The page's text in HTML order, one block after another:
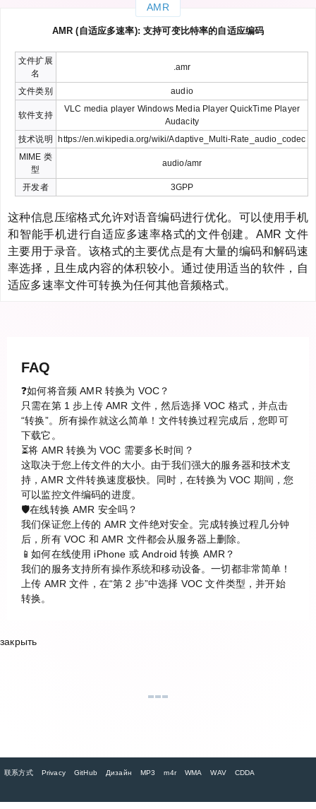
AMR
AMR (自适应多速率): 支持可变比特率的自适应编码
文件扩展
名
.amr
文件类别 audio
软件支持
VLC media player Windows Media Player QuickTime Player
Audacity
技术说明 https://en.wikipedia.org/wiki/Adaptive_Multi-Rate_audio_codec
MIME 类
型
audio/amr
开发者 3GPP
这种信息压缩格式允许对语音编码进行优化。可以使用手机
和智能手机进行自适应多速率格式的文件创建。AMR 文件
主要用于录音。该格式的主要优点是有大量的编码和解码速
率选择，且生成内容的体积较小。通过使用适当的软件，自
适应多速率文件可转换为任何其他音频格式。
FAQ
❓如何将音频 AMR 转换为 VOC？
只需在第 1 步上传 AMR 文件，然后选择 VOC 格式，并点击
“转换”。所有操作就这么简单！文件转换过程完成后，您即可
下载它。
⏳将 AMR 转换为 VOC 需要多长时间？
这取决于您上传文件的大小。由于我们强大的服务器和技术支
持，AMR 文件转换速度极快。同时，在转换为 VOC 期间，您
可以监控文件编码的进度。
🛡️在线转换 AMR 安全吗？
我们保证您上传的 AMR 文件绝对安全。完成转换过程几分钟
后，所有 VOC 和 AMR 文件都会从服务器上删除。
📱如何在线使用 iPhone 或 Android 转换 AMR？
我们的服务支持所有操作系统和移动设备。一切都非常简单！
上传 AMR 文件，在“第 2 步”中选择 VOC 文件类型，并开始
转换。
закрыть
联系方式 Privacy GitHub Дизайн MP3 m4r WMA WAV CDDA